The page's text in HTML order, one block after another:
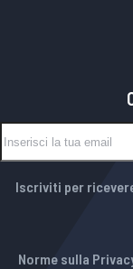
NEWSLETTER
Iscriviti per
Norme sulla